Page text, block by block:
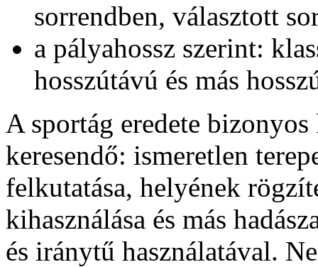
sorrendben, választott
a pályahossz szerint:
hosszútávú és más
A sportág eredete
keresendő: ismeretlen
felkutatása, helyének
kihasználása és más
és iránytű használatával.